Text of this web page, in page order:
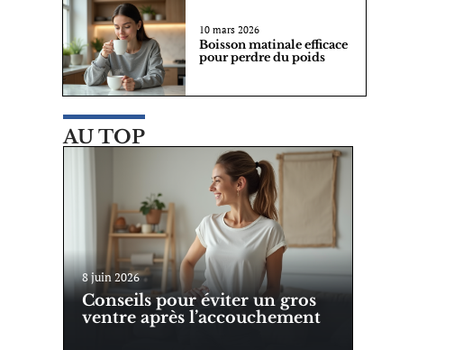
10 mars 2026
Boisson matinale efficace
pour perdre du poids
AU TOP
8 juin 2026
Conseils pour éviter un gros
ventre après l’accouchement